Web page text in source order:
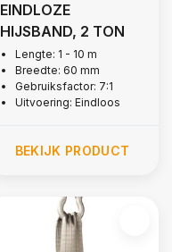
EINDLOZE
HIJSBAND, 2 TON
Lengte: 1 - 10 m
Breedte: 60 mm
Gebruiksfactor: 7:1
Uitvoering: Eindloos
BEKIJK PRODUCT